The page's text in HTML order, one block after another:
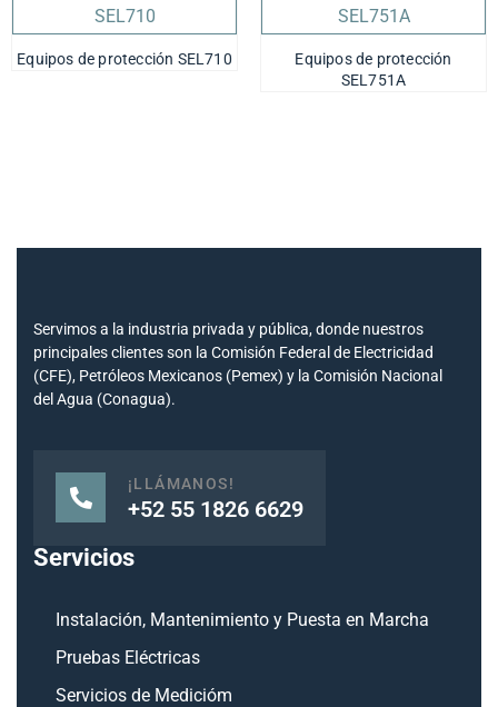
Equipos de protección SEL710
Equipos de protección
SEL751A
Servimos a la industria privada y pública, donde nuestros
principales clientes son la Comisión Federal de Electricidad
(CFE), Petróleos Mexicanos (Pemex) y la Comisión Nacional
del Agua (Conagua).
¡LLÁMANOS!
+52 55 1826 6629
Servicios
Instalación, Mantenimiento y Puesta en Marcha
Pruebas Eléctricas
Servicios de Medicióm